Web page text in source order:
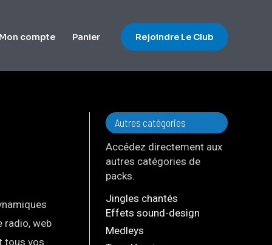
Mon compte Panier Rejoindre Le Club
radio, web
tous vos
Autres catégories
Accédez directement aux
autres catégories de
packs.
Jingles chantés
Effets sound-design
Medleys